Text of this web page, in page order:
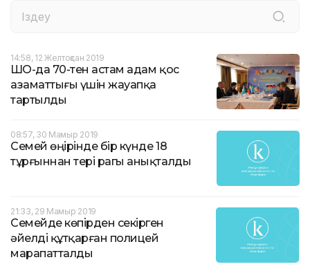
14:58, 12 Желтоқсан 2019
ШҚО-да 70-тен астам адам қос
азаматтығы үшін жауапқа
тартылды
08:57, 30 Мамыр 2019
Семей өңірінде бір күнде 18
тұрғыннан тері рагы анықталды
21:33, 29 Мамыр 2019
Семейде көпірден секірген
əйелді құтқарған полицей
марапатталды